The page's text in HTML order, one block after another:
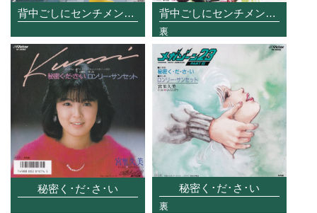
背中ごしにセンチメンタル 背中ごしにセンチメンタル
裏
秘密く･だ･さ･い 秘密く･だ･さ･い
裏